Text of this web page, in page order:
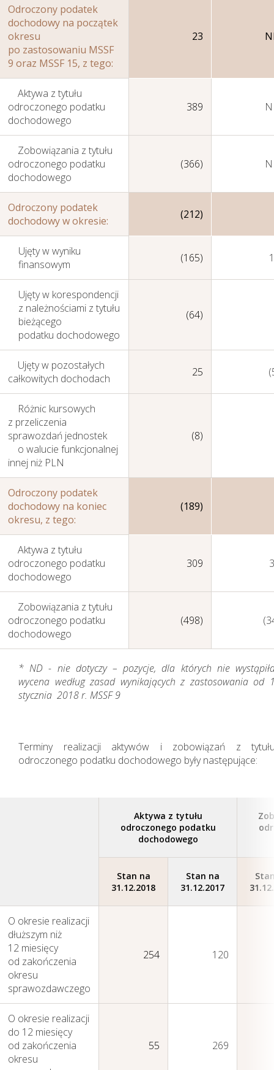
Sprawozdania
Finansowe
Jednostkowe
Sprawozdania
Finansowe
Skonsolidowane
Odroczony podatek
dochodowy na początek
okresu
po zastosowaniu MSSF
9 oraz MSSF 15, z tego:
23
Aktywa z tytułu
odroczonego podatku
dochodowego
389
Zobowiązania z tytułu
odroczonego podatku
dochodowego
(366)
Odroczony podatek
dochodowy w okresie:
(212)
Ujęty w wyniku
finansowym
(165)
Ujęty w korespondencji
z należnościami z tytułu
bieżącego
podatku dochodowego
(64)
Ujęty w pozostałych
całkowitych dochodach
25
Różnic kursowych
z przeliczenia
sprawozdań jednostek
o walucie funkcjonalnej
innej niż PLN
(8)
Odroczony podatek
dochodowy na koniec
okresu, z tego:
(189)
Aktywa z tytułu
odroczonego podatku
dochodowego
309
Zobowiązania z tytułu
odroczonego podatku
dochodowego
(498)
* ND - nie dotyczy – pozycje, dla których nie
wycena według zasad wynikających z zastosowania od
stycznia 2018 r. MSSF 9
Terminy realizacji aktywów i zobowiązań z
odroczonego podatku dochodowego były następujące:
Aktywa z tytułu
odroczonego podatku
dochodowego
Stan na
31.12.2018
Stan na
31.12.2017
O okresie realizacji
dłuższym niż
12 miesięcy
od zakończenia
okresu
sprawozdawczego
254 120
O okresie realizacji
do 12 miesięcy
od zakończenia
okresu
55 269